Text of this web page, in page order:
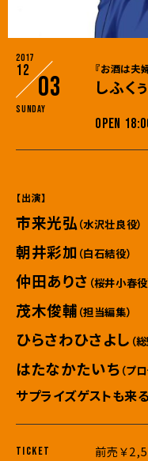
2017
12
03
Sunday
『お酒は夫
しふく
OPEN
【出演】
市来光弘 （水沢壮良役）
朝井彩加 （白石結役）
仲田ありさ （桜井小春役
茂木俊輔 （担当編集）
ひらさわひさよし （
はたなかたいち （プ
サプライズゲストも来
TICKET
前売￥